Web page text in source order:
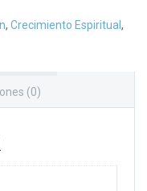
, Crecimiento Espiritual ,
(0)